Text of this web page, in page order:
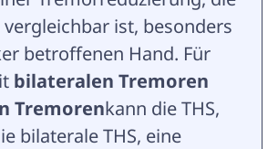
vergleichbar ist, besonders
betroffenen Hand. Für
bilateralen Tremoren
Tremorenkann die THS,
bilaterale THS, eine